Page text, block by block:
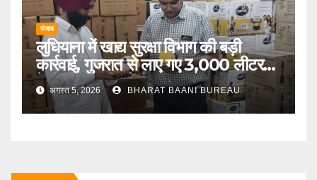
पंजाब
लुधियाना में खाद्य सुरक्षा विभाग की बड़ी
कार्रवाई, गुजरात से लाए गए 3,000 लीटर
देसी गाय के घी को किया जब्त
अगस्त 5, 2026 BHARAT BAANI BUREAU